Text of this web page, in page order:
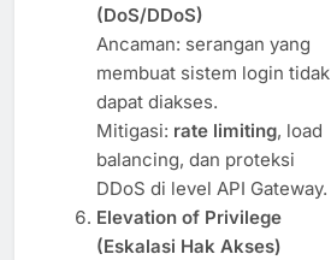
(DoS/DDoS)
Ancaman: serangan yang
membuat sistem login tidak
dapat diakses.
Mitigasi: rate limiting, load
balancing, dan proteksi
DDoS di level API Gateway.
Elevation of Privilege
(Eskalasi Hak Akses)